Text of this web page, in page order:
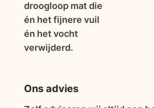
droogloop mat die
én het fijnere vuil
én het vocht
verwijderd.
Ons advies